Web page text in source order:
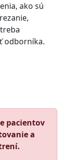
ako sú
odborníka.
pacientov
a